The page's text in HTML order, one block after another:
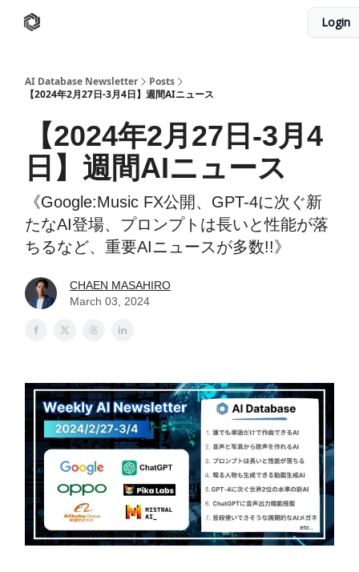
Login
AI Database Newsletter
Posts
【2024年2月27日-3月4日】週間AIニュース
【2024年2月27日-3月4
日】週間AIニュース
《Google:Music FX公開、GPT-4に次ぐ新
たなAI登場、プロンプトは長いと性能が落
ちるなど、重要AIニュースが多数!!》
CHAEN MASAHIRO
March 03, 2024